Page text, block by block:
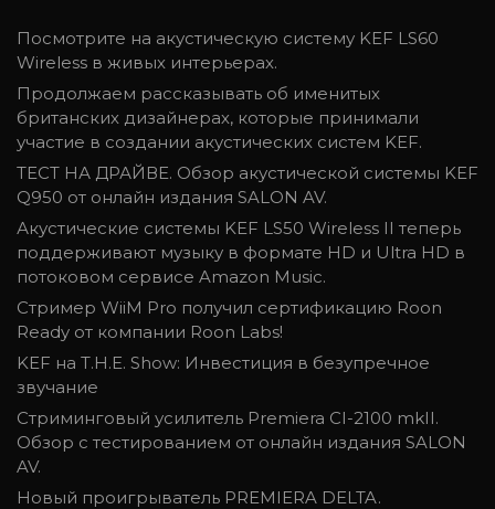
Посмотрите на акустическую систему KEF LS60
Wireless в живых интерьерах.
Продолжаем рассказывать об именитых
британских дизайнерах, которые принимали
участие в создании акустических систем KEF.
ТЕСТ НА ДРАЙВЕ. Обзор акустической системы KEF
Q950 от онлайн издания SALON AV.
Акустические системы KEF LS50 Wireless II теперь
поддерживают музыку в формате HD и Ultra HD в
потоковом сервисе Amazon Music.
Стример WiiM Pro получил сертификацию Roon
Ready от компании Roon Labs!
KEF на T.H.E. Show: Инвестиция в безупречное
звучание
Стриминговый усилитель Premiera CI-2100 mkII.
Обзор с тестированием от онлайн издания SALON
AV.
Новый проигрыватель PREMIERA DELTA.